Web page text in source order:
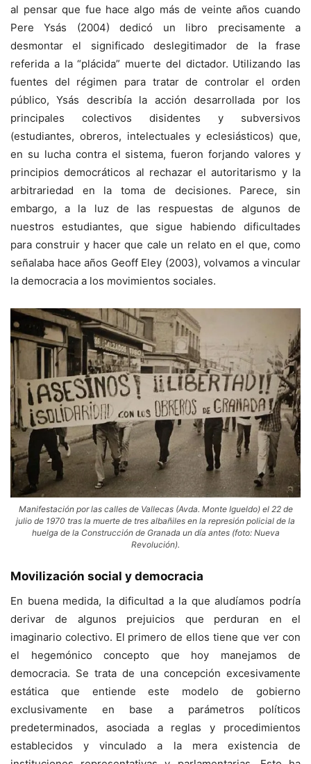
al pensar que fue hace algo más de veinte años cuando
Pere Ysás (2004) dedicó un libro precisamente a
desmontar el significado deslegitimador de la frase
referida a la “plácida” muerte del dictador. Utilizando las
fuentes del régimen para tratar de controlar el orden
público, Ysás describía la acción desarrollada por los
principales colectivos disidentes y subversivos
(estudiantes, obreros, intelectuales y eclesiásticos) que,
en su lucha contra el sistema, fueron forjando valores y
principios democráticos al rechazar el autoritarismo y la
arbitrariedad en la toma de decisiones. Parece, sin
embargo, a la luz de las respuestas de algunos de
nuestros estudiantes, que sigue habiendo dificultades
para construir y hacer que cale un relato en el que, como
señalaba hace años Geoff Eley (2003), volvamos a vincular
la democracia a los movimientos sociales.
Manifestación por las calles de Vallecas (Avda. Monte Igueldo) el 22 de
julio de 1970 tras la muerte de tres albañiles en la represión policial de la
huelga de la Construcción de Granada un día antes (foto: Nueva
Revolución).
Movilización social y democracia
En buena medida, la dificultad a la que aludíamos podría
derivar de algunos prejuicios que perduran en el
imaginario colectivo. El primero de ellos tiene que ver con
el hegemónico concepto que hoy manejamos de
democracia. Se trata de una concepción excesivamente
estática que entiende este modelo de gobierno
exclusivamente en base a parámetros políticos
predeterminados, asociada a reglas y procedimientos
establecidos y vinculado a la mera existencia de